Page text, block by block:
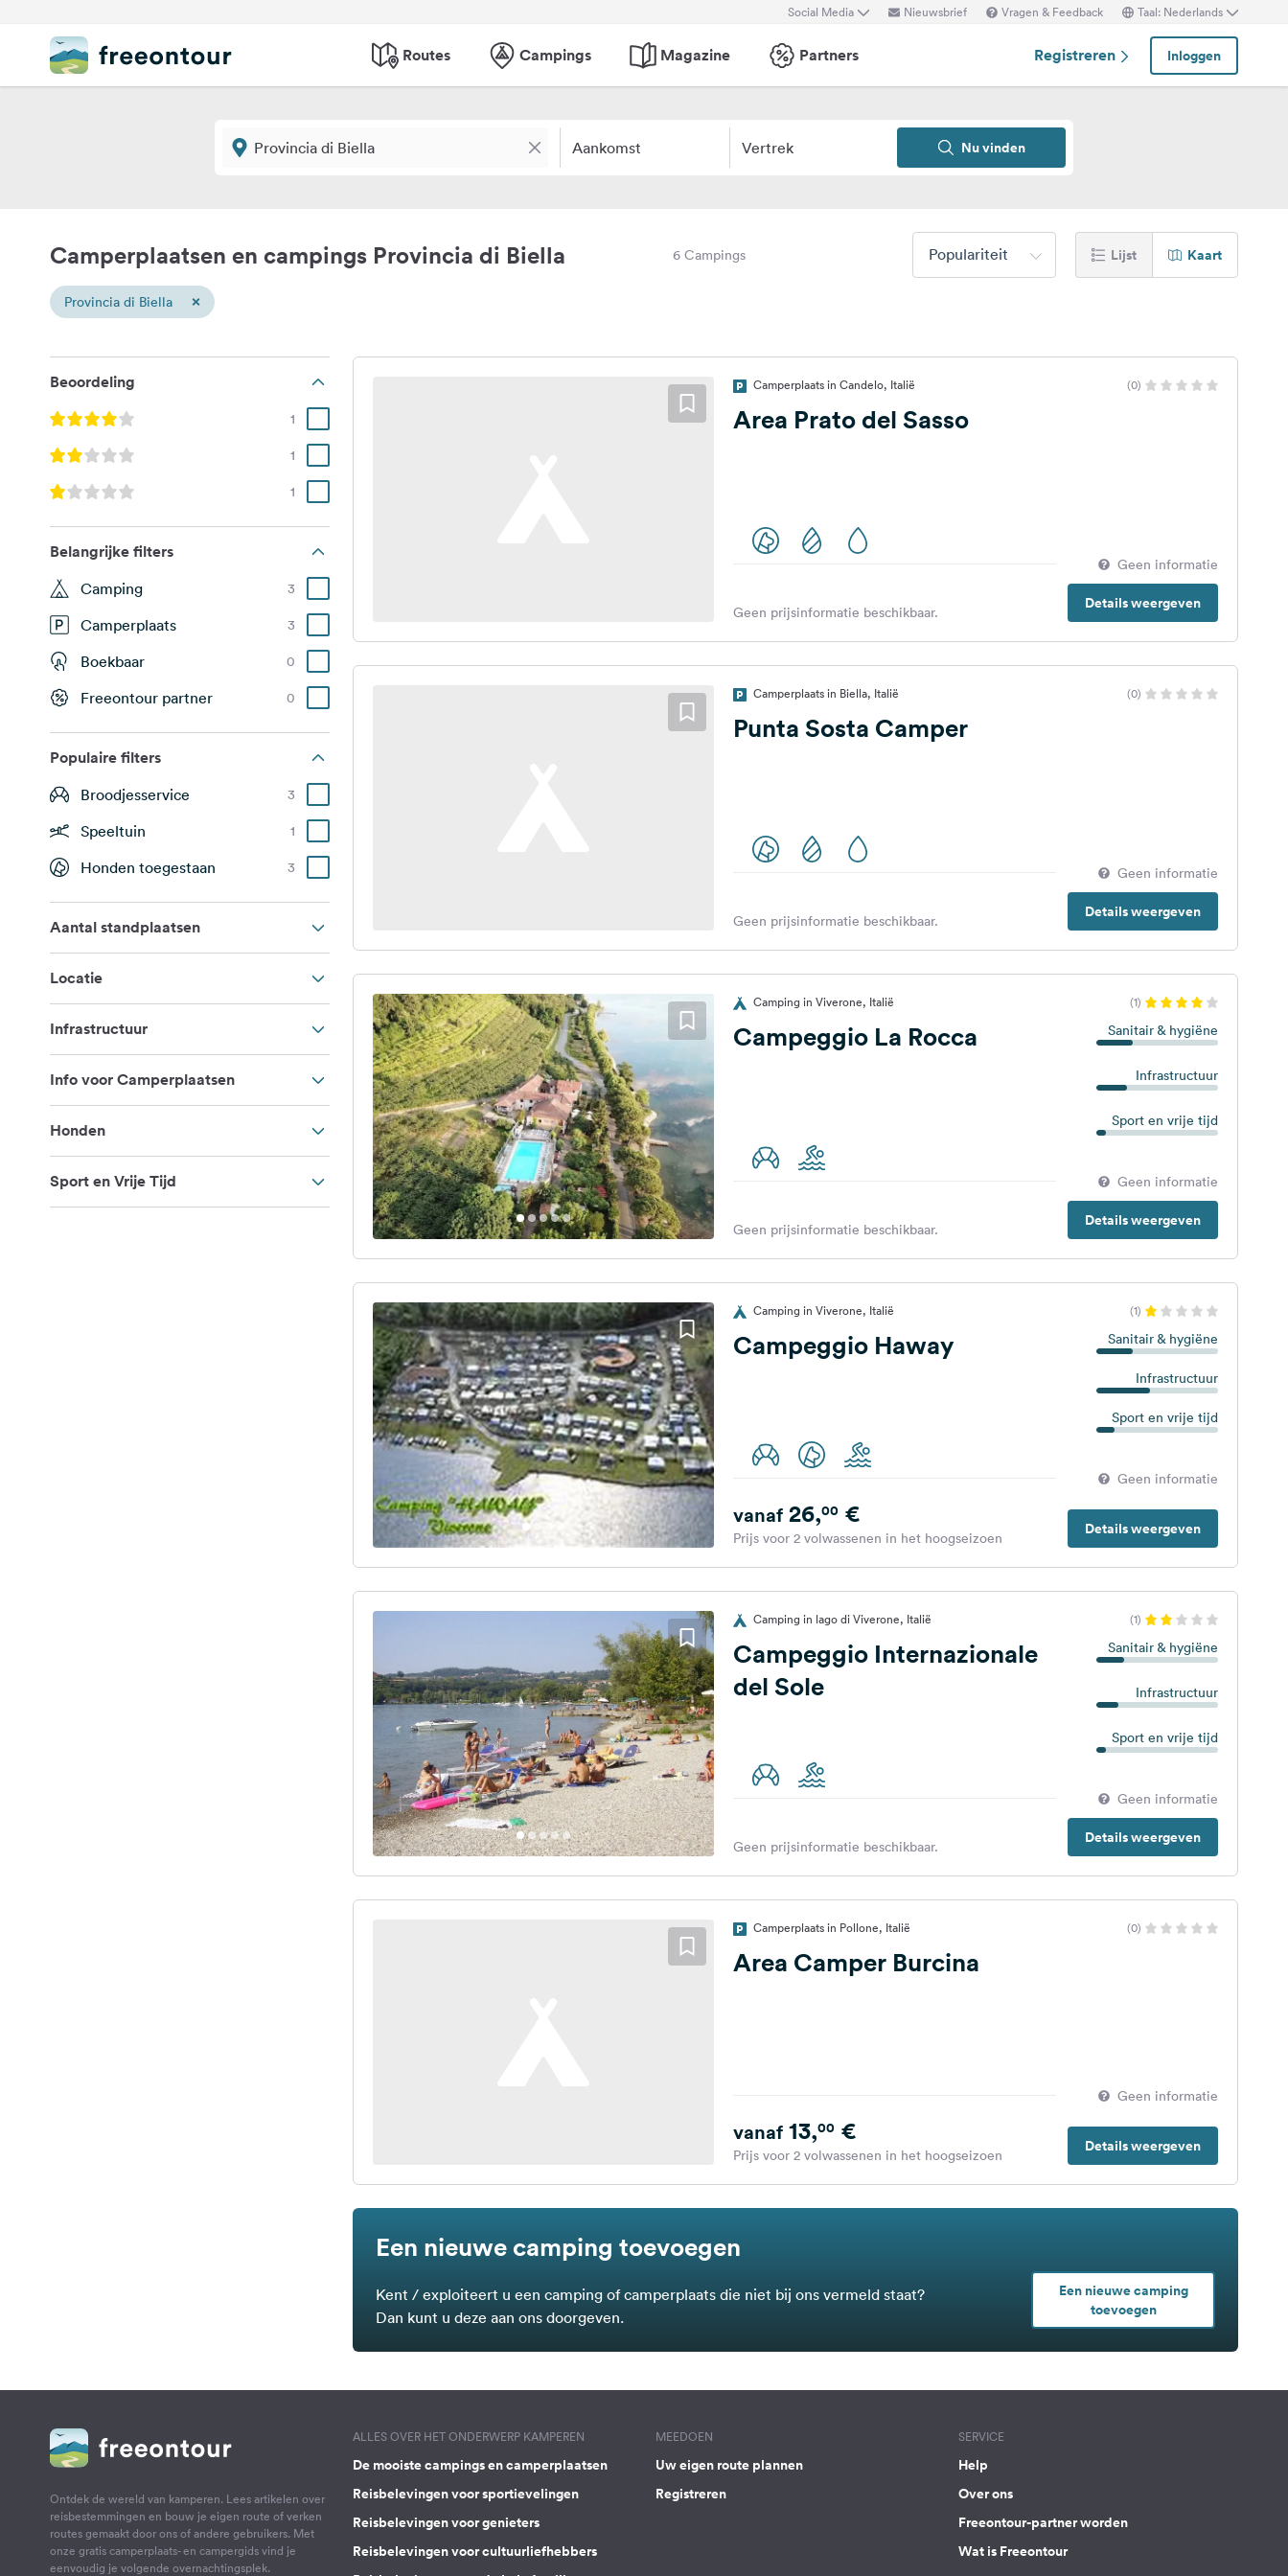
Social Media Nieuwsbrief Vragen & Feedback Taal: Nederlands
Routes Campings Magazine Partners Registreren Inloggen
Aankomst Vertrek Nu vinden
Camperplaatsen en campings Provincia di Biella 6 Campings Populariteit Lijst Kaart
Provincia di Biella ×
Beoordeling
1
1
1
Belangrijke filters
Camping 3
Camperplaats 3
Boekbaar 0
Freeontour partner 0
Populaire filters
Broodjesservice 3
Speeltuin 1
Honden toegestaan 3
Aantal standplaatsen
Locatie
Infrastructuur
Info voor Camperplaatsen
Honden
Sport en Vrije Tijd
Camperplaats in Candelo, Italië (0)
Area Prato del Sasso
Geen informatie
Details weergeven
Geen prijsinformatie beschikbaar.
Camperplaats in Biella, Italië (0)
Punta Sosta Camper
Geen informatie
Details weergeven
Geen prijsinformatie beschikbaar.
Camping in Viverone, Italië (1)
Campeggio La Rocca Sanitair & hygiëne
Infrastructuur
Sport en vrije tijd
Geen informatie
Details weergeven
Geen prijsinformatie beschikbaar.
Camping in Viverone, Italië (1)
Campeggio Haway Sanitair & hygiëne
Infrastructuur
Sport en vrije tijd
Geen informatie
Details weergeven
vanaf26,00€
Prijs voor 2 volwassenen in het hoogseizoen
Camping in lago di Viverone, Italië (1)
Campeggio Internazionale
del Sole
Sanitair & hygiëne
Infrastructuur
Sport en vrije tijd
Geen informatie
Details weergeven
Geen prijsinformatie beschikbaar.
Camperplaats in Pollone, Italië (0)
Area Camper Burcina
Geen informatie
Details weergeven
vanaf13,00€
Prijs voor 2 volwassenen in het hoogseizoen
Een nieuwe camping toevoegen
Kent / exploiteert u een camping of camperplaats die niet bij ons vermeld staat?
Dan kunt u deze aan ons doorgeven.
Een nieuwe camping
toevoegen
Ontdek de wereld van kamperen. Lees artikelen over
reisbestemmingen en bouw je eigen route of verken
routes gemaakt door ons of andere gebruikers. Met
onze gratis camperplaats- en campergids vind je
eenvoudig je volgende overnachtingsplek.
ALLES OVER HET ONDERWERP KAMPEREN
De mooiste campings en camperplaatsen
Reisbelevingen voor sportievelingen
Reisbelevingen voor genieters
Reisbelevingen voor cultuurliefhebbers
MEEDOEN
Uw eigen route plannen
Registreren
SERVICE
Help
Over ons
Freeontour-partner worden
Wat is Freeontour